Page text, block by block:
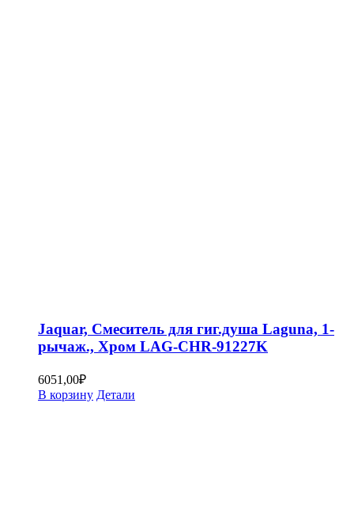
Jaquar, Смеситель для гиг.душа Laguna, 1-
рычаж., Хром LAG-CHR-91227K
6051,00₽
В корзину Детали